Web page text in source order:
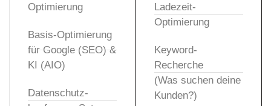
Optimierung
Basis-Optimierung
für Google (SEO) &
KI (AIO)
Datenschutz-
Ladezeit-
Optimierung
Keyword-
Recherche
(Was suchen deine
Kunden?)